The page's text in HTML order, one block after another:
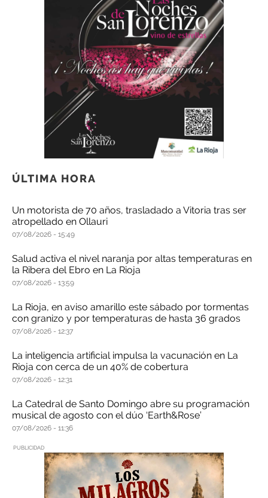
ÚLTIMA HORA
Un motorista de 70 años, trasladado a Vitoria tras ser
atropellado en Ollauri
07/08/2026 15:49
Salud activa el nivel naranja por altas temperaturas en
la Ribera del Ebro en La Rioja
07/08/2026 13:59
La Rioja, en aviso amarillo este sábado por tormentas
con granizo y por temperaturas de hasta 36 grados
07/08/2026 12:37
La inteligencia artificial impulsa la vacunación en La
Rioja con cerca de un 40% de cobertura
07/08/2026 12:31
La Catedral de Santo Domingo abre su programación
musical de agosto con el dúo ‘Earth&Rose’
07/08/2026 11:36
PUBLICIDAD